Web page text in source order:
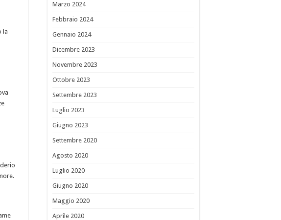
la
Marzo 2024
Febbraio 2024
Gennaio 2024
Dicembre 2023
Novembre 2023
Ottobre 2023
Settembre 2023
Luglio 2023
Giugno 2023
Settembre 2020
Agosto 2020
Luglio 2020
Giugno 2020
Maggio 2020
Aprile 2020